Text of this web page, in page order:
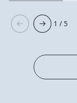
1 / 5